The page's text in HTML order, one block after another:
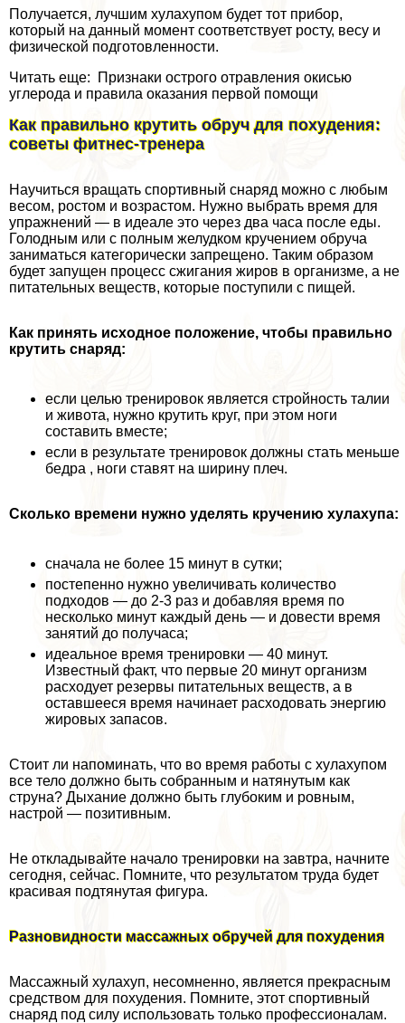
Получается, лучшим хулахупом будет тот прибор,
который на данный момент соответствует росту, весу и
физической подготовленности.
Читать еще: Признаки острого отравления окисью
углерода и правила оказания первой помощи
Как правильно крутить обруч для похудения:
советы фитнес-тренера
Научиться вращать спортивный снаряд можно с любым
весом, ростом и возрастом. Нужно выбрать время для
упражнений — в идеале это через два часа после еды.
Голодным или с полным желудком кручением обруча
заниматься категорически запрещено. Таким образом
будет запущен процесс сжигания жиров в организме, а не
питательных веществ, которые поступили с пищей.
Как принять исходное положение, чтобы правильно
крутить снаряд:
если целью тренировок является стройность талии
и живота, нужно крутить круг, при этом ноги
составить вместе;
если в результате тренировок должны стать меньше
бедра , ноги ставят на ширину плеч.
Сколько времени нужно уделять кручению хулахупа:
сначала не более 15 минут в сутки;
постепенно нужно увеличивать количество
подходов — до 2-3 раз и добавляя время по
несколько минут каждый день — и довести время
занятий до получаса;
идеальное время тренировки — 40 минут.
Известный факт, что первые 20 минут организм
расходует резервы питательных веществ, а в
оставшееся время начинает расходовать энергию
жировых запасов.
Стоит ли напоминать, что во время работы с хулахупом
все тело должно быть собранным и натянутым как
струна? Дыхание должно быть глубоким и ровным,
настрой — позитивным.
Не откладывайте начало тренировки на завтра, начните
сегодня, сейчас. Помните, что результатом труда будет
красивая подтянутая фигура.
Разновидности массажных обручей для похудения
Массажный хулахуп, несомненно, является прекрасным
средством для похудения. Помните, этот спортивный
снаряд под силу использовать только профессионалам.